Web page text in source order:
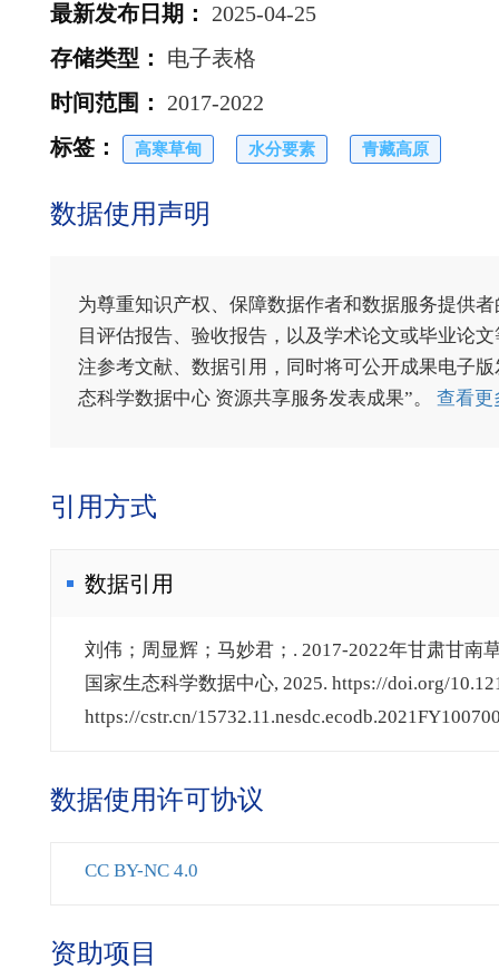
最新发布日期 ：
2025-04-25
存储类型 ：
电子表格
时间范围 ：
2017-2022
标签 ： 高寒草甸 水分要素 青藏高原
数据使用声明
为尊重知识产权、保障数据作者和数据服务提供
目评估报告、验收报告，以及学术论文或毕业论
注参考文献、数据引用，同时将可公开成果电子
态科学数据中心 资源共享服务发表成果”。 查看
引用方式
数据引用
刘伟；周显辉；马妙君；. 2017-2022年甘肃甘南
国家生态科学数据中心, 2025. https://doi.org/
https://cstr.cn/
数据使用许可协议
CC BY-NC 4.0
资助项目